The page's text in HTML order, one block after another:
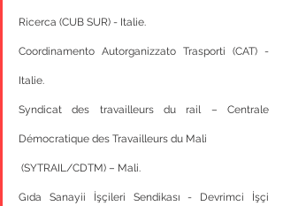
Ricerca (CUB SUR) - Italie.
Coordinamento Autorganizzato Trasporti (CAT) -
Italie.
Syndicat des travailleurs du rail – Centrale
Démocratique des Travailleurs du Mali
(SYTRAIL/CDTM) – Mali.
Gıda Sanayii İşçileri Sendikası - Devrimci İşçi